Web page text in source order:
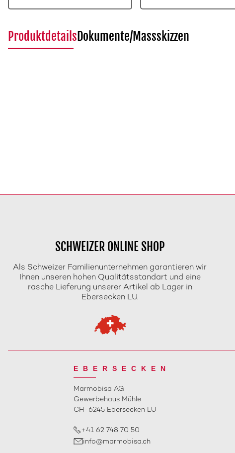
ProduktdetailsDokumente/Massskizzen
SCHWEIZER ONLINE SHOP
Als Schweizer Familienunternehmen garantieren wir
Ihnen unseren hohen Qualitätsstandart und eine
rasche Lieferung unserer Artikel ab Lager in
Ebersecken LU.
EBERSECKEN
Marmobisa AG
Gewerbehaus Mühle
CH-6245 Ebersecken LU
+41 62 748 70 50
info@marmobisa.ch